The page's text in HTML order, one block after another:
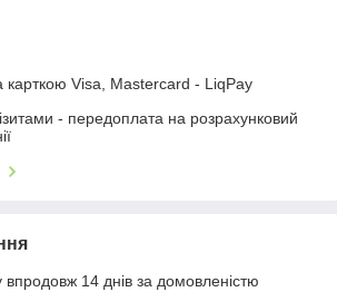
Visa, Mastercard - LiqPay
- передоплата на розрахунковий
14 днів за домовленістю